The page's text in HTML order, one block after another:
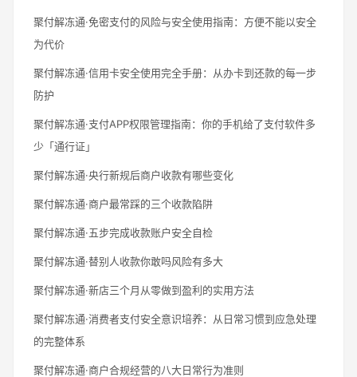
聚付解冻通·免密支付的风险与安全使用指南：方便不能以安全
为代价
聚付解冻通·信用卡安全使用完全手册：从办卡到还款的每一步
防护
聚付解冻通·支付APP权限管理指南：你的手机给了支付软件多
少「通行证」
聚付解冻通·央行新规后商户收款有哪些变化
聚付解冻通·商户最常踩的三个收款陷阱
聚付解冻通·五步完成收款账户安全自检
聚付解冻通·替别人收款你敢吗风险有多大
聚付解冻通·新店三个月从零做到盈利的实用方法
聚付解冻通·消费者支付安全意识培养：从日常习惯到应急处理
的完整体系
聚付解冻通·商户合规经营的八大日常行为准则